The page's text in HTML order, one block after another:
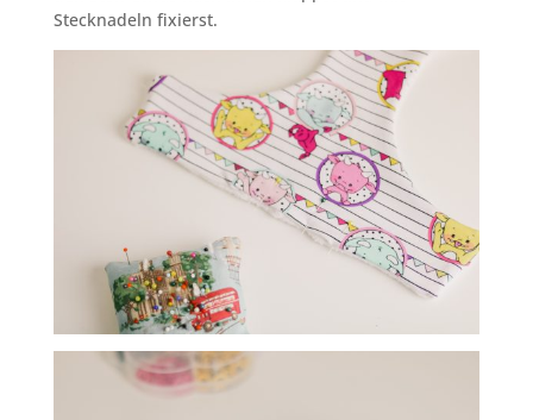
Stecknadeln fixierst.